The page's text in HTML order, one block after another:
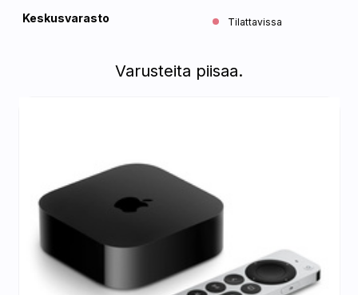
Keskusvarasto Tilattavissa
Varusteita piisaa.